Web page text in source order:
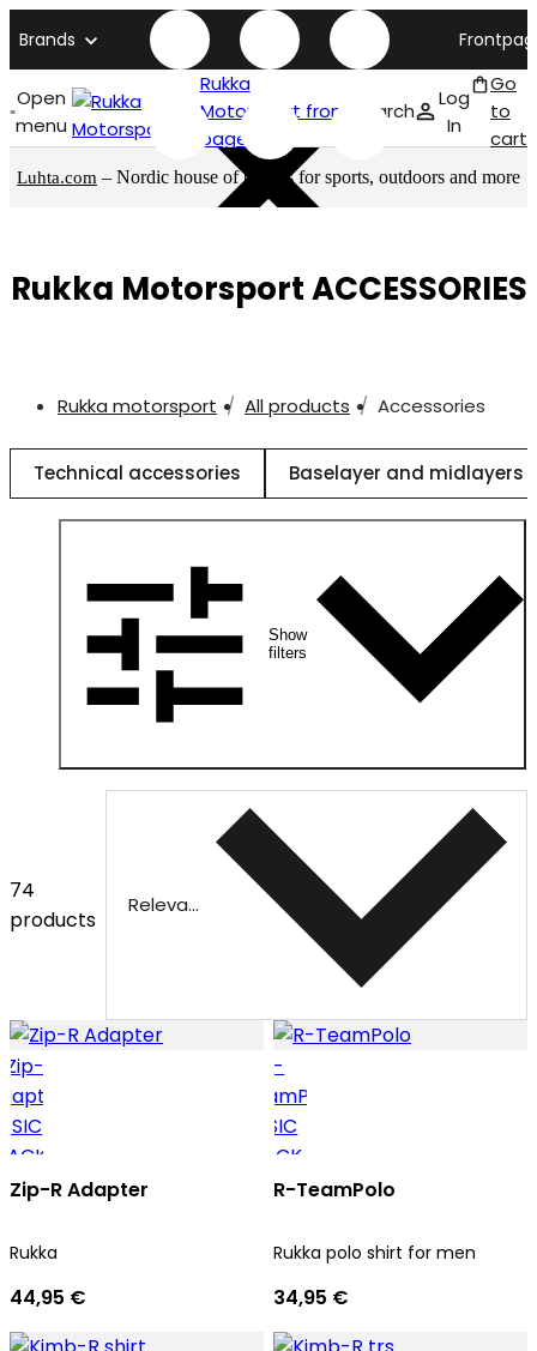
Brands
Open
menu
Rukka
Motorsport front
page
Search
Log
In
Go
to
cart
Luhta.com – Nordic house of brands for sports, outdoors and more
Rukka Motorsport ACCESSORIES
Rukka motorsport All products Accessories
Technical accessories Baselayer and midlayers
Show
filters
74
products
Relevance
Zip-R Adapter
Rukka
44,95 €
R-TeamPolo
Rukka polo shirt for men
34,95 €